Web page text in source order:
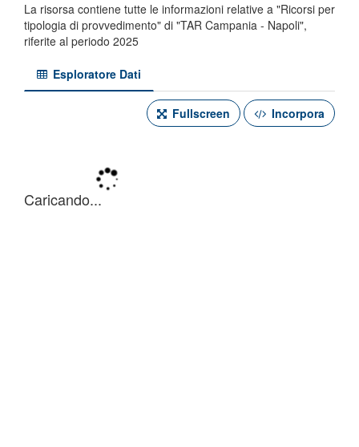
La risorsa contiene tutte le informazioni relative a "Ricorsi per
tipologia di provvedimento" di "TAR Campania - Napoli",
riferite al periodo 2025
Esploratore Dati
Fullscreen Incorpora